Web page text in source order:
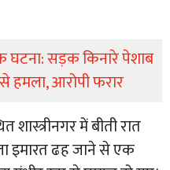
घटना: सड़क किनारे पेशाब
हमला, आरोपी फरार
शास्त्रीनगर में बीती रात
इमारत ढह जाने से एक